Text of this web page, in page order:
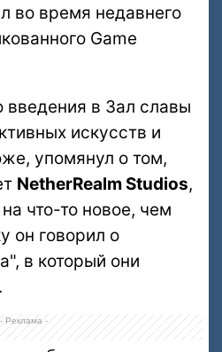
во время недавнего
Game
введения в Зал славы
искусств и
упомянул о том,
NetherRealm Studios,
что-то новое, чем
он говорил о
в который они
- Реклама -